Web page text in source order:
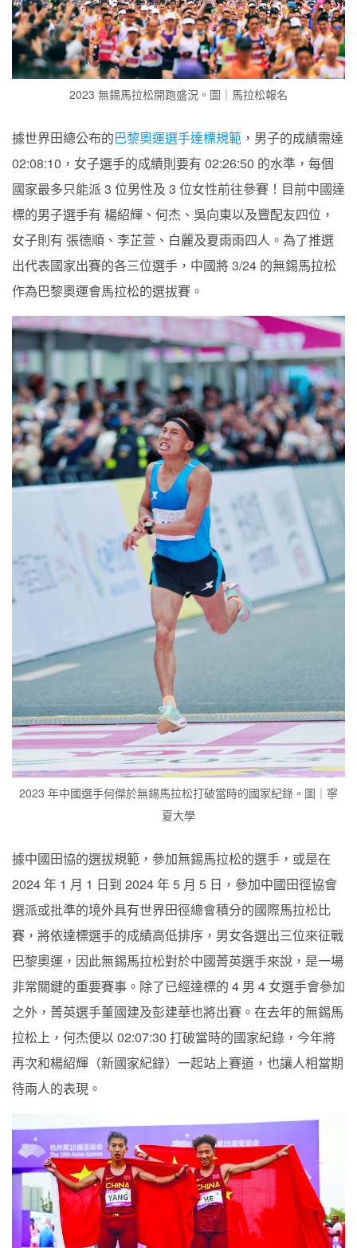
2023 無錫馬拉松開跑盛況。圖｜馬拉松報名
據世界田總公布的巴黎奧運選手達標規範 ，男子的成績需達
02:08:10，女子選手的成績則要有 02:26:50 的水準，每個
國家最多只能派 3 位男性及 3 位女性前往參賽！目前中國達
標的男子選手有 楊紹輝、何杰、吳向東以及豐配友四位，
女子則有 張德順、李芷萱、白麗及夏雨雨四人。為了推選
出代表國家出賽的各三位選手，中國將 3/24 的無錫馬拉松
作為巴黎奧運會馬拉松的選拔賽。
2023 年中國選手何傑於無錫馬拉松打破當時的國家紀錄。圖｜寧
夏大學
據中國田協的選拔規範，參加無錫馬拉松的選手，或是在
2024 年 1 月 1 日到 2024 年 5 月 5 日，參加中國田徑協會
選派或批準的境外具有世界田徑總會積分的國際馬拉松比
賽，將依達標選手的成績高低排序，男女各選出三位來征戰
巴黎奧運，因此無錫馬拉松對於中國菁英選手來說，是一場
非常關鍵的重要賽事。除了已經達標的 4 男 4 女選手會參加
之外，菁英選手董國建及彭建華也將出賽。在去年的無錫馬
拉松上，何杰便以 02:07:30 打破當時的國家紀錄，今年將
再次和楊紹輝（新國家紀錄）一起站上賽道，也讓人相當期
待兩人的表現。